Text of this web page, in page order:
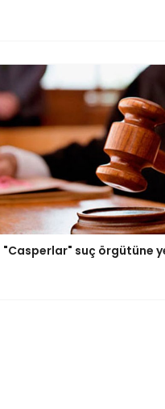
"Casperlar" suç örgütüne